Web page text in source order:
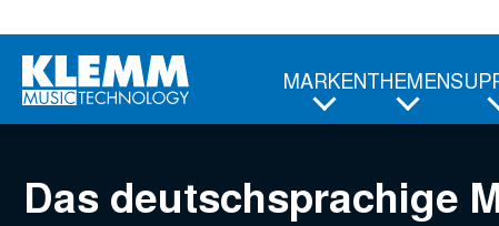
Hauptinhalt
MARKENTHEMEN
Das deutschsprachige